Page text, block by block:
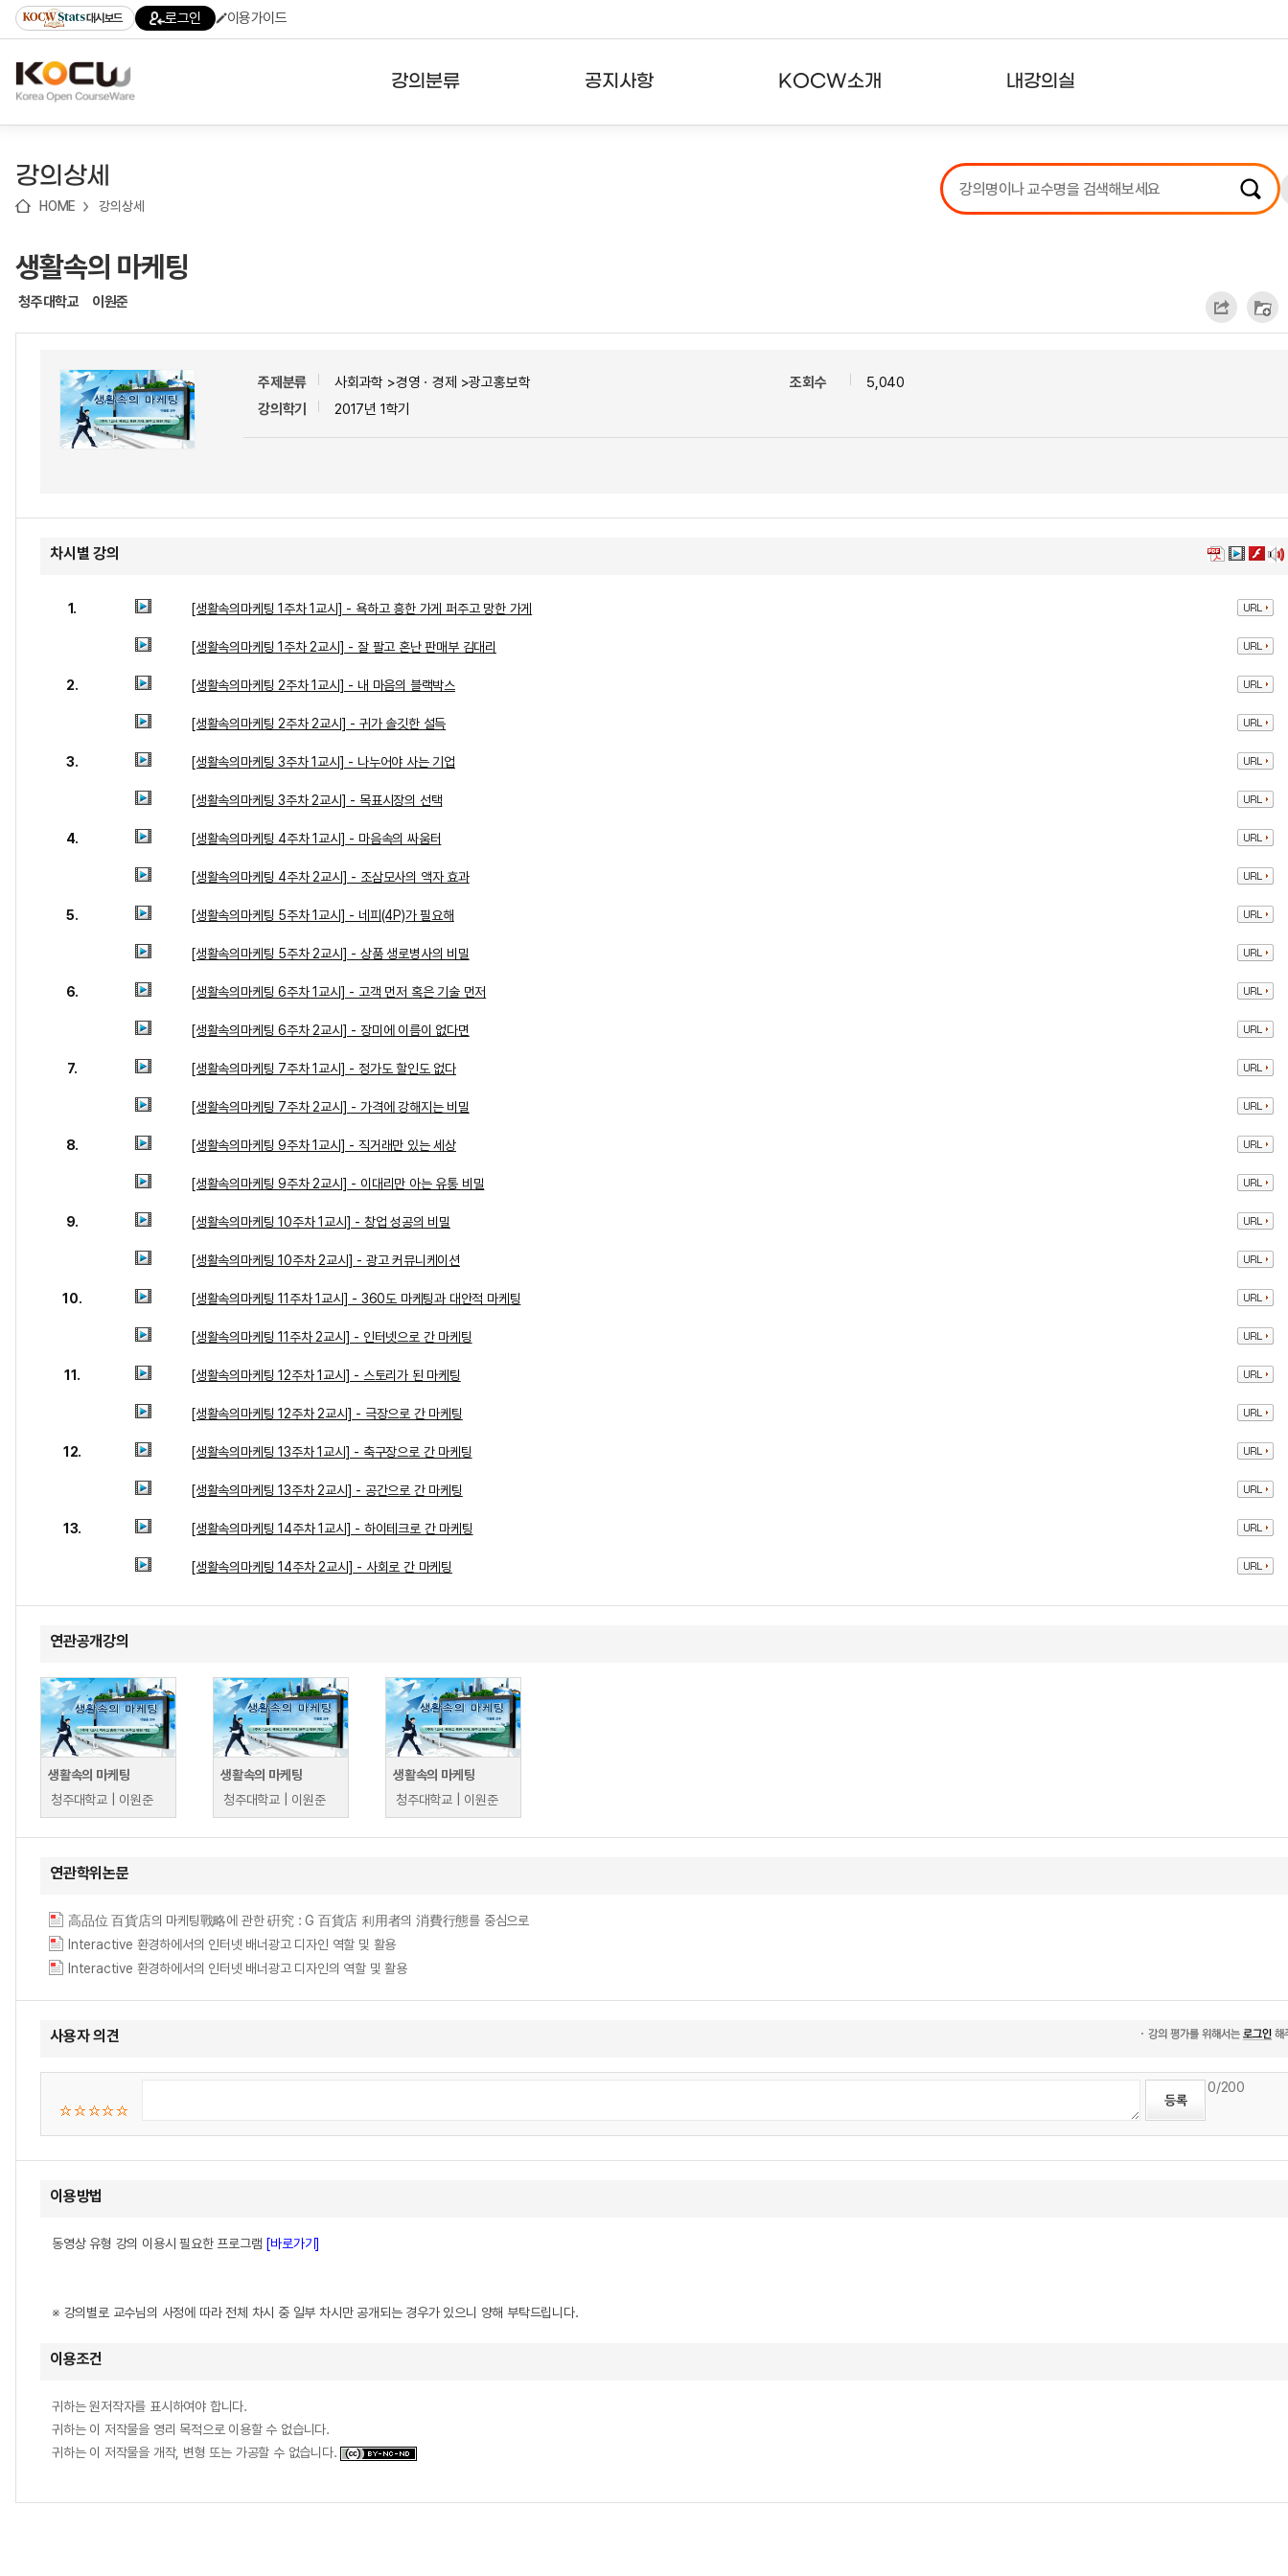
기
기
기
content)
가
대시보드 로그인 이용가이드
강의분류 공지사항 KOCW소개 내강의실
강의리스트
수강확인증강의
강의상세
HOME 강의상세
생활속의 마케팅
청주대학교 이원준
주제분류
사회과학 >경영ㆍ경제 >광고홍보학
강의학기
2017년 1학기
조회수 5,040
차시별 강의
1. [생활속의마케팅 1주차 1교시] - 욕하고 흥한 가게 퍼주고 망한 가게
[생활속의마케팅 1주차 2교시] - 잘 팔고 혼난 판매부 김대리
2. [생활속의마케팅 2주차 1교시] - 내 마음의 블랙박스
[생활속의마케팅 2주차 2교시] - 귀가 솔깃한 설득
3. [생활속의마케팅 3주차 1교시] - 나누어야 사는 기업
[생활속의마케팅 3주차 2교시] - 목표시장의 선택
4. [생활속의마케팅 4주차 1교시] - 마음속의 싸움터
[생활속의마케팅 4주차 2교시] - 조삼모사의 액자 효과
5. [생활속의마케팅 5주차 1교시] - 네피(4P)가 필요해
[생활속의마케팅 5주차 2교시] - 상품 생로병사의 비밀
6. [생활속의마케팅 6주차 1교시] - 고객 먼저 혹은 기술 먼저
[생활속의마케팅 6주차 2교시] - 장미에 이름이 없다면
7. [생활속의마케팅 7주차 1교시] - 정가도 할인도 없다
[생활속의마케팅 7주차 2교시] - 가격에 강해지는 비밀
8. [생활속의마케팅 9주차 1교시] - 직거래만 있는 세상
[생활속의마케팅 9주차 2교시] - 이대리만 아는 유통 비밀
9. [생활속의마케팅 10주차 1교시] - 창업 성공의 비밀
[생활속의마케팅 10주차 2교시] - 광고 커뮤니케이션
10. [생활속의마케팅 11주차 1교시] - 360도 마케팅과 대안적 마케팅
[생활속의마케팅 11주차 2교시] - 인터넷으로 간 마케팅
11. [생활속의마케팅 12주차 1교시] - 스토리가 된 마케팅
[생활속의마케팅 12주차 2교시] - 극장으로 간 마케팅
12. [생활속의마케팅 13주차 1교시] - 축구장으로 간 마케팅
[생활속의마케팅 13주차 2교시] - 공간으로 간 마케팅
13. [생활속의마케팅 14주차 1교시] - 하이테크로 간 마케팅
[생활속의마케팅 14주차 2교시] - 사회로 간 마케팅
연관공개강의
생활속의 마케팅
청주대학교 | 이원준
생활속의 마케팅
청주대학교 | 이원준
생활속의 마케팅
청주대학교 | 이원준
연관학위논문
高品位 百貨店의 마케팅戰略에 관한 硏究 : G 百貨店 利用者의 消費行態를 중심으로
Interactive 환경하에서의 인터넷 배너광고 디자인 역할 및 활용
Interactive 환경하에서의 인터넷 배너광고 디자인의 역할 및 활용
사용자 의견
0/200
이용방법
동영상 유형 강의 이용시 필요한 프로그램 [바로가기]
※ 강의별로 교수님의 사정에 따라 전체 차시 중 일부 차시만 공개되는 경우가 있으니 양해 부탁드립니다.
이용조건
귀하는 원저작자를 표시하여야 합니다.
귀하는 이 저작물을 영리 목적으로 이용할 수 없습니다.
귀하는 이 저작물을 개작, 변형 또는 가공할 수 없습니다.